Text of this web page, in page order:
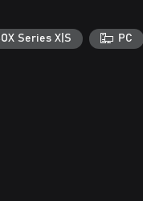
Series X|S PC